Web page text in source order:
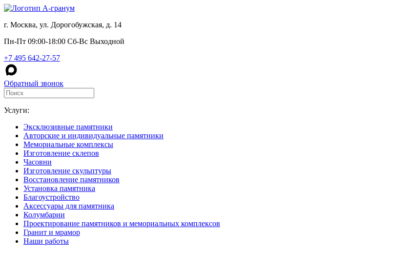
г. Москва, ул. Дорогобужская, д. 14
Пн-Пт 09:00-18:00 Сб-Вс Выходной
+7 495 642-27-57
Обратный звонок
Услуги:
Эксклюзивные памятники
Авторские и индивидуальные памятники
Мемориальные комплексы
Изготовление склепов
Часовни
Изготовление скульптуры
Восстановление памятников
Установка памятника
Благоустройство
Аксессуары для памятника
Колумбарии
Проектирование памятников и мемориальных комплексов
Гранит и мрамор
Наши работы